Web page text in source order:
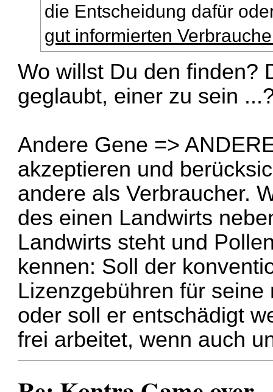
die Entscheidung dafür
gut informierten
Wo willst Du den finden?
geglaubt, einer zu sein
Andere Gene =>
akzeptieren und
andere als Verbraucher.
des einen Landwirts
Landwirts steht und
kennen: Soll der
Lizenzgebühren für
oder soll er entschädigt
frei arbeitet, wenn auch